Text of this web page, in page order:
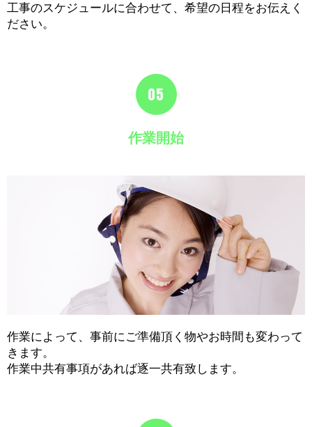
工事のスケジュールに合わせて、希望の日程をお伝えく
ださい。
05
作業開始
作業によって、事前にご準備頂く物やお時間も変わって
きます。
作業中共有事項があれば逐一共有致します。